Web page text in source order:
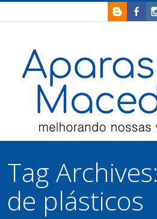
Tag Archives:
de plásticos